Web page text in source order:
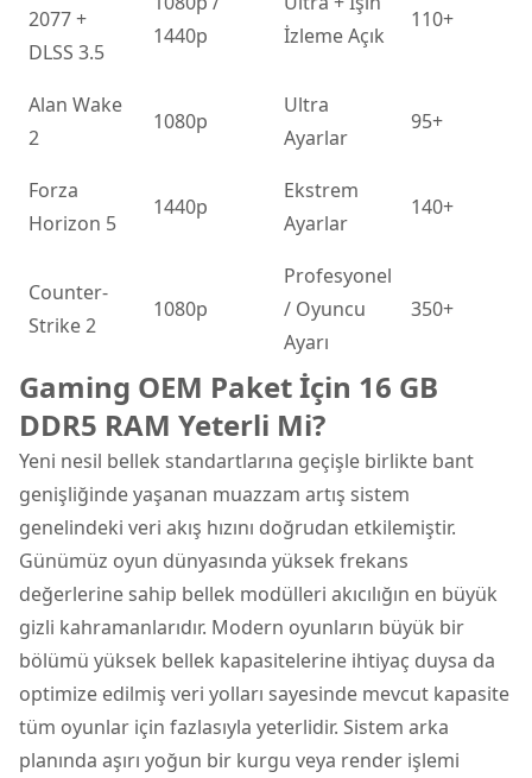
2077 +
DLSS 3.5
1440p
İzleme Açık
110+
Alan Wake
2
1080p
Ultra
Ayarlar
95+
Forza
Horizon 5
1440p
Ekstrem
Ayarlar
140+
Counter-
Strike 2
1080p
Profesyonel
/ Oyuncu
Ayarı
350+
Gaming OEM Paket İçin 16 GB
DDR5 RAM Yeterli Mi?
Yeni nesil bellek standartlarına geçişle birlikte bant
genişliğinde yaşanan muazzam artış sistem
genelindeki veri akış hızını doğrudan etkilemiştir.
Günümüz oyun dünyasında yüksek frekans
değerlerine sahip bellek modülleri akıcılığın en büyük
gizli kahramanlarıdır. Modern oyunların büyük bir
bölümü yüksek bellek kapasitelerine ihtiyaç duysa da
optimize edilmiş veri yolları sayesinde mevcut kapasite
tüm oyunlar için fazlasıyla yeterlidir. Sistem arka
planında aşırı yoğun bir kurgu veya render işlemi